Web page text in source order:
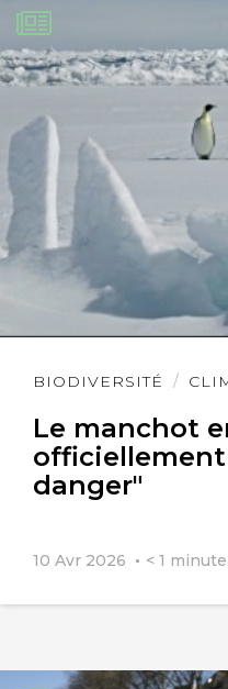
BIODIVERSITÉ
Le manchot
officiellement
danger"
10 Avr 2026 < 1 minute
Lire